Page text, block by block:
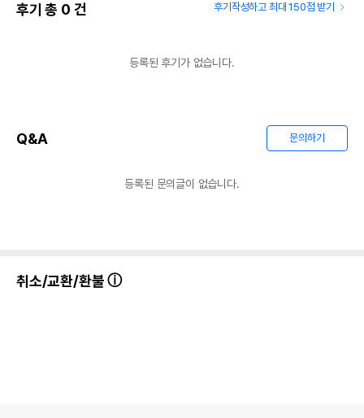
후기 총 0 건 후기작성하고 최대 150점 받기
등록된 후기가 없습니다.
Q&A 문의하기
등록된 문의글이 없습니다.
취소/교환/환불